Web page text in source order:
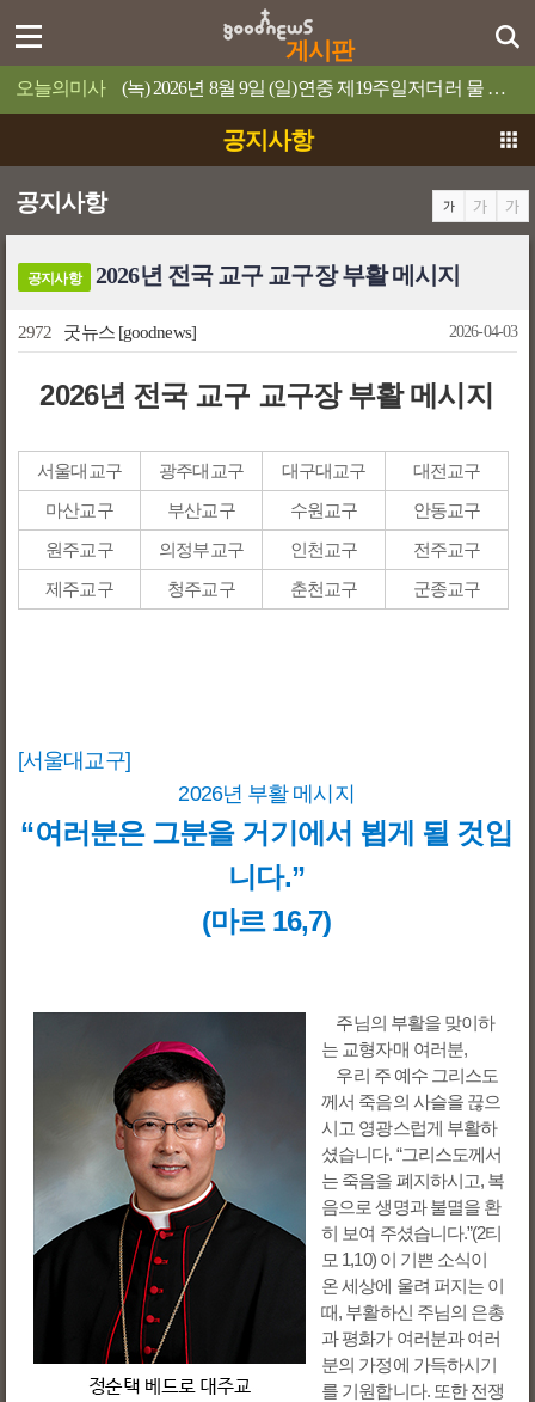
게시판
오늘의미사 (녹) 2026년 8월 9일 (일)연중 제19주일저더러 물 위로 걸어오라고 명령하십시오.
공지사항
공지사항
공지사항 2026년 전국 교구 교구장 부활 메시지
2972 굿뉴스[goodnews] 2026-04-03
2026년 전국 교구 교구장 부활 메시지
서울대교구 광주대교구 대구대교구 대전교구
마산교구 부산교구 수원교구 안동교구
원주교구 의정부교구 인천교구 전주교구
제주교구 청주교구 춘천교구 군종교구
[서울대교구]
2026년 부활 메시지
“여러분은 그분을 거기에서 뵙게 될 것입
니다.”
(마르 16,7)
주님의 부활을 맞이하
는 교형자매 여러분,
우리 주 예수 그리스도
께서 죽음의 사슬을 끊으
시고 영광스럽게 부활하
셨습니다. “그리스도께서
는 죽음을 폐지하시고, 복
음으로 생명과 불멸을 환
히 보여 주셨습니다.”(2티
모 1,10) 이 기쁜 소식이
온 세상에 울려 퍼지는 이
때, 부활하신 주님의 은총
과 평화가 여러분과 여러
분의 가정에 가득하시기
를 기원합니다. 또한 전쟁